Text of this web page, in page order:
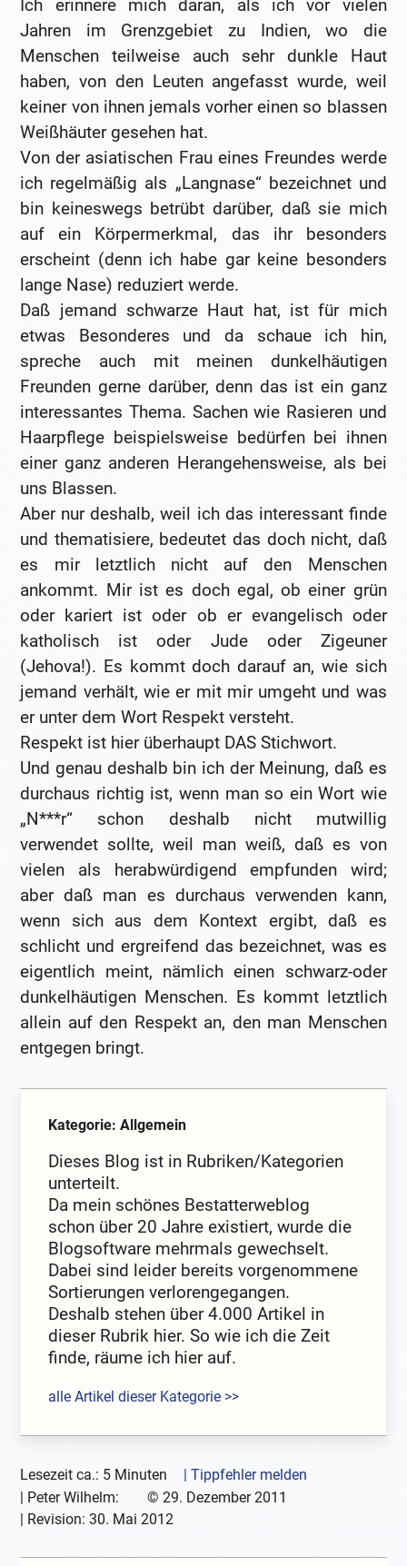
Ich erinnere mich daran, als ich vor vielen
Jahren im Grenzgebiet zu Indien, wo die
Menschen teilweise auch sehr dunkle Haut
haben, von den Leuten angefasst wurde, weil
keiner von ihnen jemals vorher einen so blassen
Weißhäuter gesehen hat.
Von der asiatischen Frau eines Freundes werde
ich regelmäßig als „Langnase“ bezeichnet und
bin keineswegs betrübt darüber, daß sie mich
auf ein Körpermerkmal, das ihr besonders
erscheint (denn ich habe gar keine besonders
lange Nase) reduziert werde.
Daß jemand schwarze Haut hat, ist für mich
etwas Besonderes und da schaue ich hin,
spreche auch mit meinen dunkelhäutigen
Freunden gerne darüber, denn das ist ein ganz
interessantes Thema. Sachen wie Rasieren und
Haarpflege beispielsweise bedürfen bei ihnen
einer ganz anderen Herangehensweise, als bei
uns Blassen.
Aber nur deshalb, weil ich das interessant finde
und thematisiere, bedeutet das doch nicht, daß
es mir letztlich nicht auf den Menschen
ankommt. Mir ist es doch egal, ob einer grün
oder kariert ist oder ob er evangelisch oder
katholisch ist oder Jude oder Zigeuner
(Jehova!). Es kommt doch darauf an, wie sich
jemand verhält, wie er mit mir umgeht und was
er unter dem Wort Respekt versteht.
Respekt ist hier überhaupt DAS Stichwort.
Und genau deshalb bin ich der Meinung, daß es
durchaus richtig ist, wenn man so ein Wort wie
„N***r“ schon deshalb nicht mutwillig
verwendet sollte, weil man weiß, daß es von
vielen als herabwürdigend empfunden wird;
aber daß man es durchaus verwenden kann,
wenn sich aus dem Kontext ergibt, daß es
schlicht und ergreifend das bezeichnet, was es
eigentlich meint, nämlich einen schwarz-oder
dunkelhäutigen Menschen. Es kommt letztlich
allein auf den Respekt an, den man Menschen
entgegen bringt.
Kategorie: Allgemein
Dieses Blog ist in Rubriken/Kategorien
unterteilt.
Da mein schönes Bestatterweblog
schon über 20 Jahre existiert, wurde die
Blogsoftware mehrmals gewechselt.
Dabei sind leider bereits vorgenommene
Sortierungen verlorengegangen.
Deshalb stehen über 4.000 Artikel in
dieser Rubrik hier. So wie ich die Zeit
finde, räume ich hier auf.
alle Artikel dieser Kategorie >>
Lesezeit ca.: 5 Minuten
| Tippfehler melden
| Peter Wilhelm: © 29. Dezember 2011
| Revision:30. Mai 2012